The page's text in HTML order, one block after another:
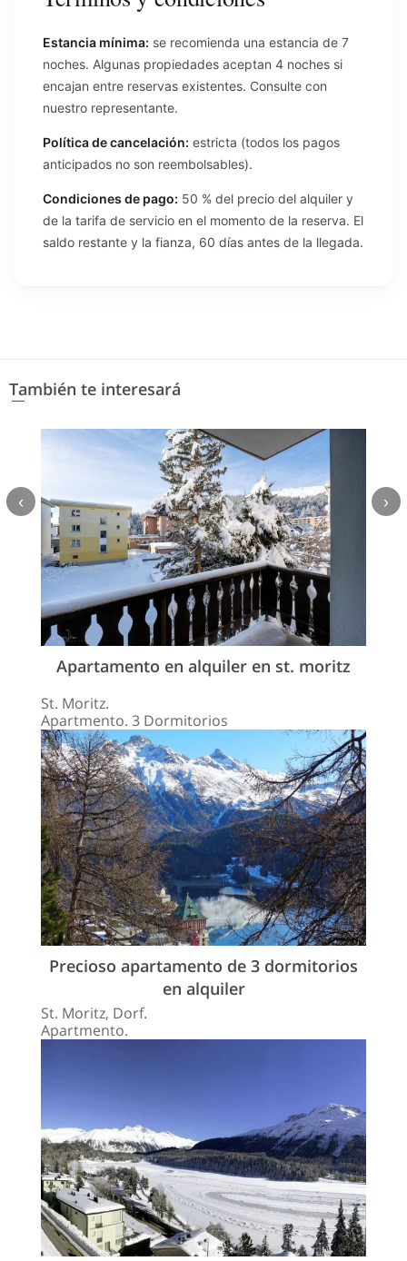
Estancia mínima: se recomienda una estancia de 7
noches. Algunas propiedades aceptan 4 noches si
encajan entre reservas existentes. Consulte con
nuestro representante.
Política de cancelación: estricta (todos los pagos
anticipados no son reembolsables).
Condiciones de pago: 50 % del precio del alquiler y
de la tarifa de servicio en el momento de la reserva. El
saldo restante y la fianza, 60 días antes de la llegada.
También te interesará
Apartamento en alquiler en st. moritz
St. Moritz.
Apartmento. 3 Dormitorios
Precioso apartamento de 3 dormitorios
en alquiler
St. Moritz, Dorf.
Apartmento.
‹ ›